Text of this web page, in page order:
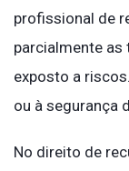
profissional de
parcialmente
exposto a
ou à segurança
No direito de